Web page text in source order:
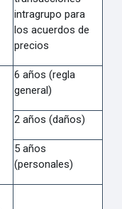
intragrupo para
los acuerdos de
precios
6 años (regla
general)
2 años (daños)
5 años
(personales)